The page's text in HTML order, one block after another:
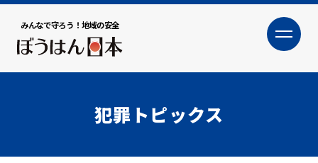
みんなで守ろう！地域の安全
大
犯罪トピックス